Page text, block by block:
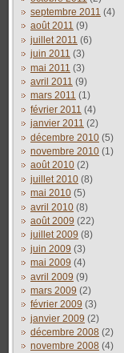
septembre 2011 (4)
août 2011 (9)
juillet 2011 (6)
juin 2011 (3)
mai 2011 (3)
avril 2011 (9)
mars 2011 (1)
février 2011 (4)
janvier 2011 (2)
décembre 2010 (5)
novembre 2010 (1)
août 2010 (2)
juillet 2010 (8)
mai 2010 (5)
avril 2010 (8)
août 2009 (22)
juillet 2009 (8)
juin 2009 (3)
mai 2009 (4)
avril 2009 (9)
mars 2009 (2)
février 2009 (3)
janvier 2009 (2)
décembre 2008 (2)
novembre 2008 (4)